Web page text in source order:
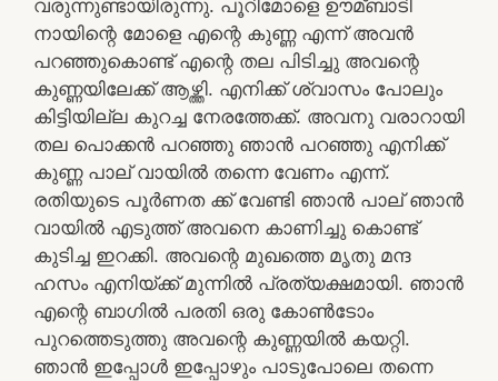
വരുന്നുണ്ടായിരുന്നു. പൂറിമോളെ ഊമ്ബാടി
നായിന്റെ മോളെ എന്റെ കുണ്ണ എന്ന് അവൻ
പറഞ്ഞുകൊണ്ട് എന്റെ തല പിടിച്ചു അവന്റെ
കുണ്ണയിലേക്ക് ആഴ്ത്തി. എനിക്ക് ശ്വാസം പോലും
കിട്ടിയില്ല കുറച്ച നേരത്തേക്ക്. അവനു വരാറായി
തല പൊക്കൻ പറഞ്ഞു ഞാൻ പറഞ്ഞു എനിക്ക്
കുണ്ണ പാല് വായിൽ തന്നെ വേണം എന്ന്.
രതിയുടെ പൂർണത ക്ക് വേണ്ടി ഞാൻ പാല് ഞാൻ
വായിൽ എടുത്ത് അവനെ കാണിച്ചു കൊണ്ട്
കുടിച്ച ഇറക്കി. അവന്റെ മുഖത്തെ മൃതു മന്ദ
ഹസം എനിയ്ക്ക് മുന്നിൽ പ്രത്യക്ഷമായി. ഞാൻ
എന്റെ ബാഗിൽ പരതി ഒരു കോൺടോം
പുറത്തെടുത്തു അവന്റെ കുണ്ണയിൽ കയറ്റി.
ഞാൻ ഇപ്പോൾ ഇപ്പോഴും പാടുപോലെ തന്നെ